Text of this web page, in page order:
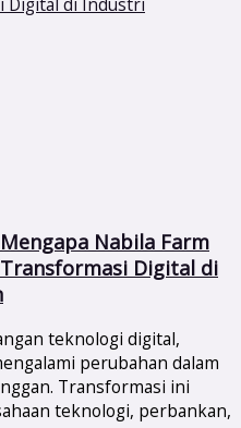
Nabila Farm
Digital di
teknologi digital,
perubahan dalam
Transformasi ini
teknologi, perbankan,